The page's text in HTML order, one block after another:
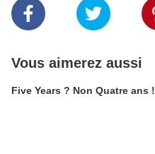
Vous aimerez aussi
Five Years ? Non Quatre ans !